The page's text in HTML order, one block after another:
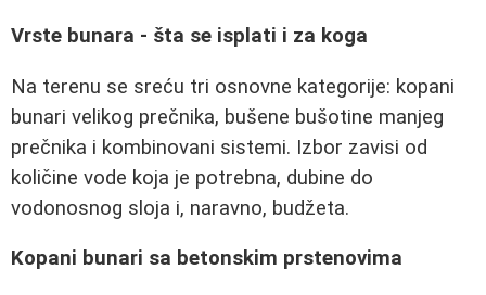
Vrste bunara - šta se isplati i za koga
Na terenu se sreću tri osnovne kategorije: kopani
bunari velikog prečnika, bušene bušotine manjeg
prečnika i kombinovani sistemi. Izbor zavisi od
količine vode koja je potrebna, dubine do
vodonosnog sloja i, naravno, budžeta.
Kopani bunari sa betonskim prstenovima